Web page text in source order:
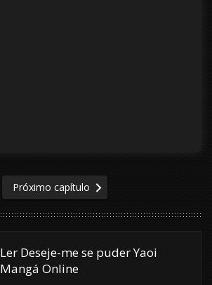
Próximo capítulo
Ler Deseje-me se puder Yaoi
Mangá Online